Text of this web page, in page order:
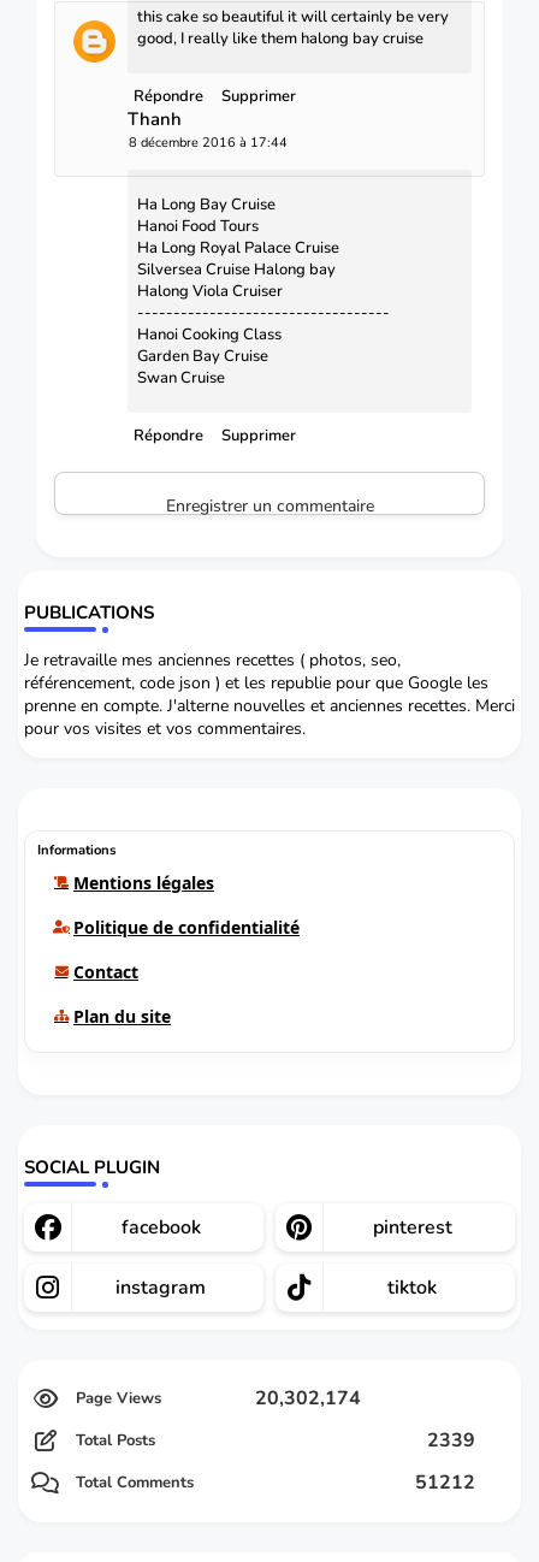
this cake so beautiful it will certainly be very
good, I really like them halong bay cruise
Répondre Supprimer
Thanh
8 décembre 2016 à 17:44
Ha Long Bay Cruise
Hanoi Food Tours
Ha Long Royal Palace Cruise
Silversea Cruise Halong bay
Halong Viola Cruiser
-----------------------------------
Hanoi Cooking Class
Garden Bay Cruise
Swan Cruise
Répondre Supprimer
Enregistrer un commentaire
PUBLICATIONS
Je retravaille mes anciennes recettes ( photos, seo,
référencement, code json ) et les republie pour que Google les
prenne en compte. J'alterne nouvelles et anciennes recettes. Merci
pour vos visites et vos commentaires.
Informations
Mentions légales
Politique de confidentialité
Contact
Plan du site
SOCIAL PLUGIN
facebook pinterest
instagram tiktok
20,302,174
Total Posts 2339
Total Comments 51212